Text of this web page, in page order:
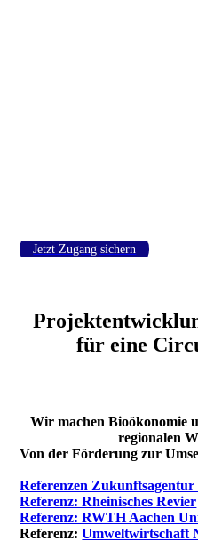
Jetzt Zugang sichern
für eine
Wir machen Bioökonomie
regionalen
Von der Förderung zur
Referenzen Zukunftsagentur
Referenz: Rheinisches Revier
Referenz: RWTH Aachen
Referenz:Umweltwirtschaft